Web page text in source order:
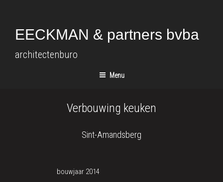
inhoudEECKMAN & partners bvba
architectenburo
Menu
Verbouwing keuken
Sint-Amandsberg
bouwjaar 2014